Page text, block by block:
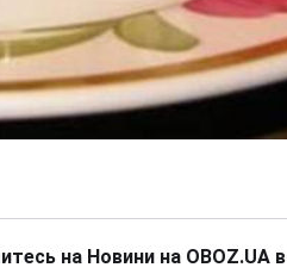
на Новини на OBOZ.UA в